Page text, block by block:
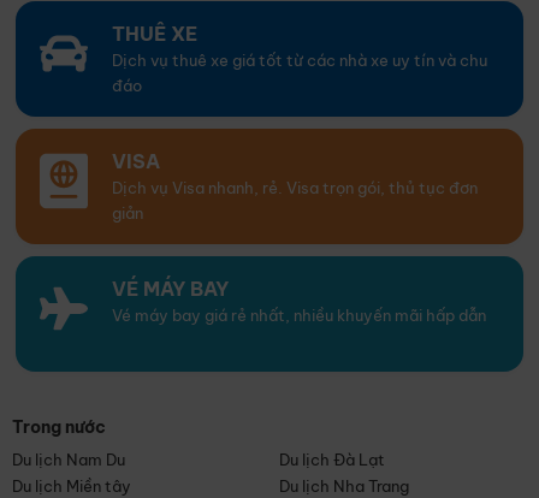
THUÊ XE
Dịch vụ thuê xe giá tốt từ các nhà xe uy tín và chu
đáo
VISA
Dịch vụ Visa nhanh, rẻ. Visa trọn gói, thủ tục đơn
giản
VÉ MÁY BAY
Vé máy bay giá rẻ nhất, nhiều khuyến mãi hấp dẫn
Trong nước
Du lịch Nam Du
Du lịch Đà Lạt
Du lịch Miền tây
Du lịch Nha Trang